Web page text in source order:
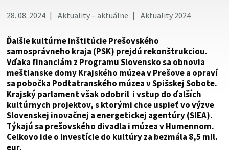
28. 08. 2024 Aktuality – aktuálne Aktuality 2024
Ďalšie kultúrne inštitúcie Prešovského
samosprávneho kraja (PSK) prejdú rekonštrukciou.
Vďaka financiám z Programu Slovensko sa obnovia
meštianske domy Krajského múzea v Prešove a opraví
sa pobočka Podtatranského múzea v Spišskej Sobote.
Krajský parlament však odobril i vstup do ďalších
kultúrnych projektov, s ktorými chce uspieť vo výzve
Slovenskej inovačnej a energetickej agentúry (SIEA).
Týkajú sa prešovského divadla i múzea v Humennom.
Celkovo ide o investície do kultúry za bezmála 8,5 mil.
eur.